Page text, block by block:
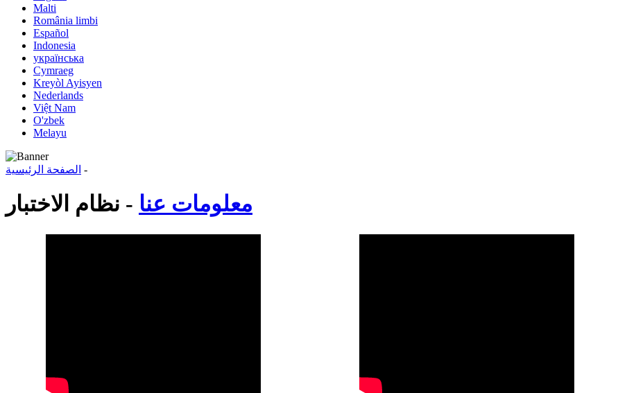
Malti
România limbi
Español
Indonesia
українська
Cymraeg
Kreyòl Ayisyen
Nederlands
Việt Nam
O'zbek
Melayu
الصفحة الرئيسية -
معلومات عنا - نظام الاختبار